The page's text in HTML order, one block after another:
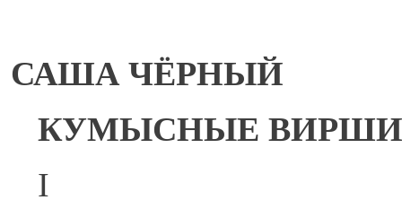
САША ЧЁРНЫЙ
КУМЫСНЫЕ ВИРШИ
I